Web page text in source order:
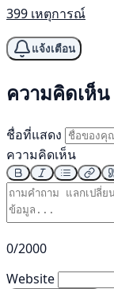
399 เหตุการณ์
แจ้งเตือน
ความคิดเห็น
ชื่อที่แสดง
ความคิดเห็น
0/2000
Website